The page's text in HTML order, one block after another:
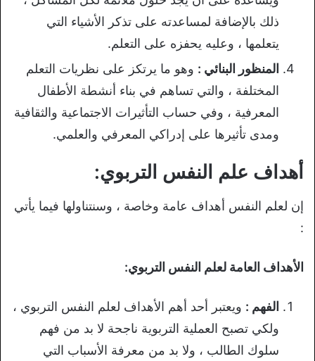
ذلك بالإضافة لمساعدته على تذكر الأشياء التي
يتعلمها ، وعليه يحفزه على التعلم.
المنظور البنائي : وهو ما يرتكز على نظريات التعلم
المختلفة ، والتي تساهم في بناء أنشطة الأطفال
المعرفية ، وفي حساب التأثيرات الاجتماعية والثقافية
ومدى تأثيرها على إدراكي المعرفي والعلمي.
أهداف علم النفس التربوي:
إن لعلم النفس أهداف عامة وخاصة ، وسنتناولها فيما يأتي
:
الأهداف العامة لعلم النفس التربوي:
الفهم : ويعتبر أحد أهم الأهداف لعلم النفس التربوي ،
ولكي تصبح العملية التربوية ناجحة لا بد من فهم
سلوك الطالب ، ولا بد من معرفة الأسباب التي